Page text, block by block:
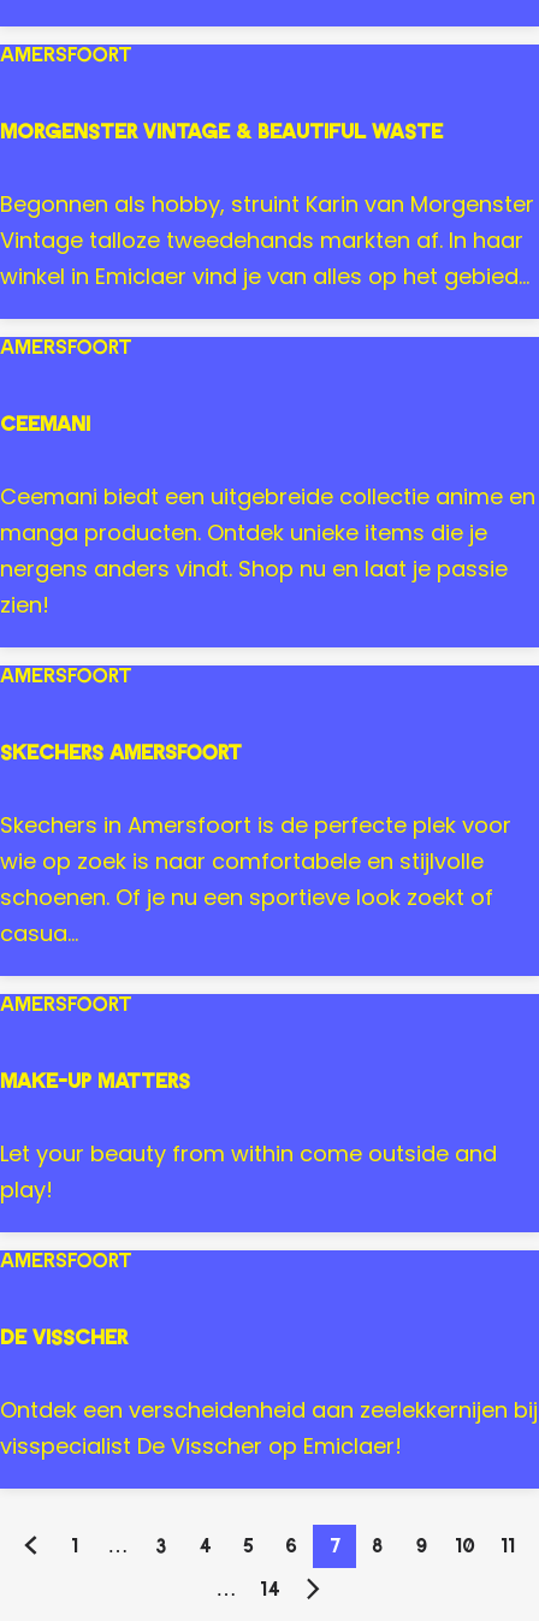
e
i
m
s
i
m
i
Morgenster Vintage & Beautiful Waste
M
o
r
g
e
s
e
r
V
i
t
g
&
B
e
a
t
f
l
W
a
s
e
Begonnen als hobby, struint Karin van Morgenster
Vintage talloze tweedehands markten af. In haar
winkel in Emiclaer vind je van alles op het gebied...
Amersfoort
CEEMANI
C
E
E
M
A
N
Ceemani biedt een uitgebreide collectie anime en
manga producten. Ontdek unieke items die je
nergens anders vindt. Shop nu en laat je passie
zien!
Amersfoort
Skechers Amersfoort
S
k
e
c
h
e
s
m
e
s
o
r
t
Skechers in Amersfoort is de perfecte plek voor
wie op zoek is naar comfortabele en stijlvolle
schoenen. Of je nu een sportieve look zoekt of
casua...
Amersfoort
Make-up Matters
M
a
k
e
u
M
a
Let your beauty from within come outside and
play!
Amersfoort
De Visscher
D
e
V
Ontdek een verscheidenheid aan zeelekkernijen bij
visspecialist De Visscher op Emiclaer!
Amersfoort
1 … 3 4 5 6
H
7 8 9 10
11
…
14